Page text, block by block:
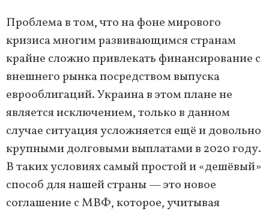
Проблема в том, что на фоне мирового
кризиса многим развивающимся странам
крайне сложно привлекать финансирование с
внешнего рынка посредством выпуска
еврооблигаций. Украина в этом плане не
является исключением, только в данном
случае ситуация усложняется ещё и довольно
крупными долговыми выплатами в 2020 году.
В таких условиях самый простой и «дешёвый»
способ для нашей страны — это новое
соглашение с МВФ, которое, учитывая